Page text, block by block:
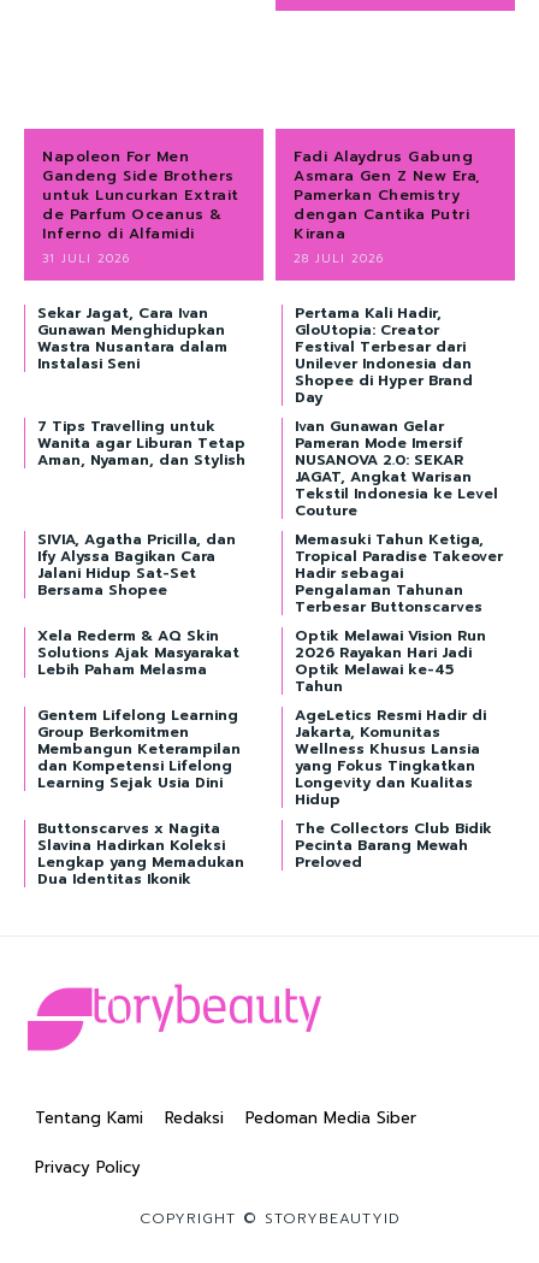
Napoleon For Men
Gandeng Side Brothers
untuk Luncurkan Extrait
de Parfum Oceanus &
Inferno di Alfamidi
31 JULI 2026
Fadi Alaydrus Gabung
Asmara Gen Z New Era,
Pamerkan Chemistry
dengan Cantika Putri
Kirana
28 JULI 2026
Sekar Jagat, Cara Ivan
Gunawan Menghidupkan
Wastra Nusantara dalam
Instalasi Seni
Pertama Kali Hadir,
GloUtopia: Creator
Festival Terbesar dari
Unilever Indonesia dan
Shopee di Hyper Brand
Day
7 Tips Travelling untuk
Wanita agar Liburan Tetap
Aman, Nyaman, dan Stylish
Ivan Gunawan Gelar
Pameran Mode Imersif
NUSANOVA 2.0: SEKAR
JAGAT, Angkat Warisan
Tekstil Indonesia ke Level
Couture
SIVIA, Agatha Pricilla, dan
Ify Alyssa Bagikan Cara
Jalani Hidup Sat-Set
Bersama Shopee
Memasuki Tahun Ketiga,
Tropical Paradise Takeover
Hadir sebagai
Pengalaman Tahunan
Terbesar Buttonscarves
Xela Rederm & AQ Skin
Solutions Ajak Masyarakat
Lebih Paham Melasma
Optik Melawai Vision Run
2026 Rayakan Hari Jadi
Optik Melawai ke-45
Tahun
Gentem Lifelong Learning
Group Berkomitmen
Membangun Keterampilan
dan Kompetensi Lifelong
Learning Sejak Usia Dini
AgeLetics Resmi Hadir di
Jakarta, Komunitas
Wellness Khusus Lansia
yang Fokus Tingkatkan
Longevity dan Kualitas
Hidup
Buttonscarves x Nagita
Slavina Hadirkan Koleksi
Lengkap yang Memadukan
Dua Identitas Ikonik
The Collectors Club Bidik
Pecinta Barang Mewah
Preloved
Tentang Kami Redaksi Pedoman Media Siber
Privacy Policy
COPYRIGHT © STORYBEAUTYID